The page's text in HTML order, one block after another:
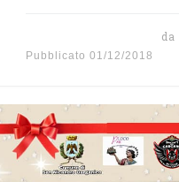
da
Pubblicato 01/12/2018